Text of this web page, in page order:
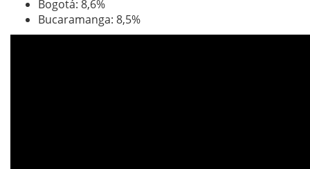
Bogotá: 8,6%
Bucaramanga: 8,5%